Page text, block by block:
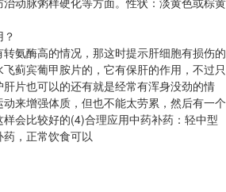
氨酶高的情况，那这时提示肝细胞有损伤的
蓟宾葡甲胺片的，它有保肝的作用，不过只
片也可以的还有就是经常有浑身没劲的情
来增强体质，但也不能太劳累，然后有一个
会比较好的(4)合理应用中药补药：轻中型
，正常饮食可以